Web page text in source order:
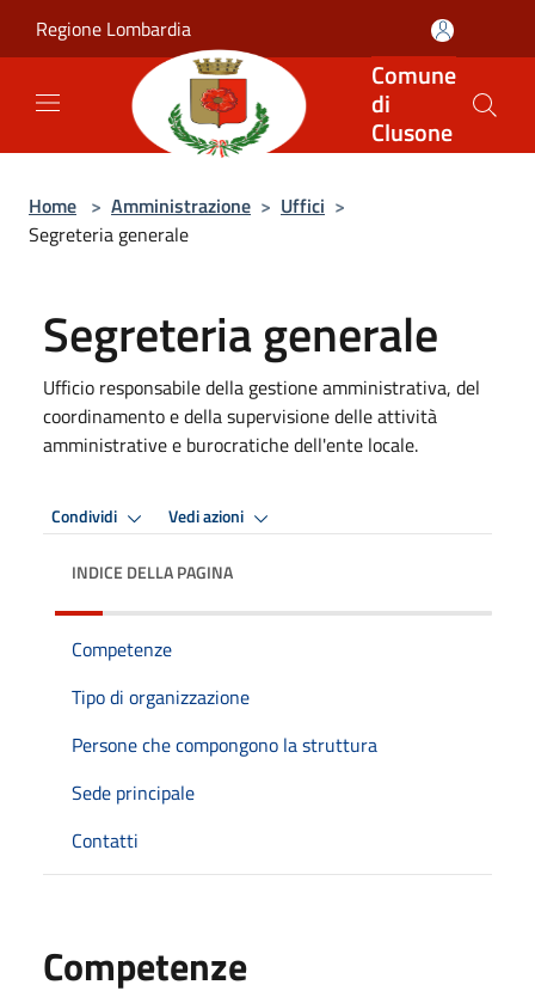
Regione Lombardia
Comune
di
Clusone
Home > Amministrazione > Uffici >
Segreteria generale
Segreteria generale
Ufficio responsabile della gestione amministrativa, del
coordinamento e della supervisione delle attività
amministrative e burocratiche dell'ente locale.
Condividi Vedi azioni
INDICE DELLA PAGINA
Competenze
Tipo di organizzazione
Persone che compongono la struttura
Sede principale
Contatti
Competenze